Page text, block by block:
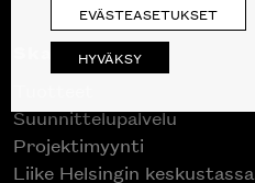
Skanno
Suunnittelupalvelu
Projektimyynti
Liike Helsingin keskustassa
EVÄSTEASETUKSET
HYVÄKSY